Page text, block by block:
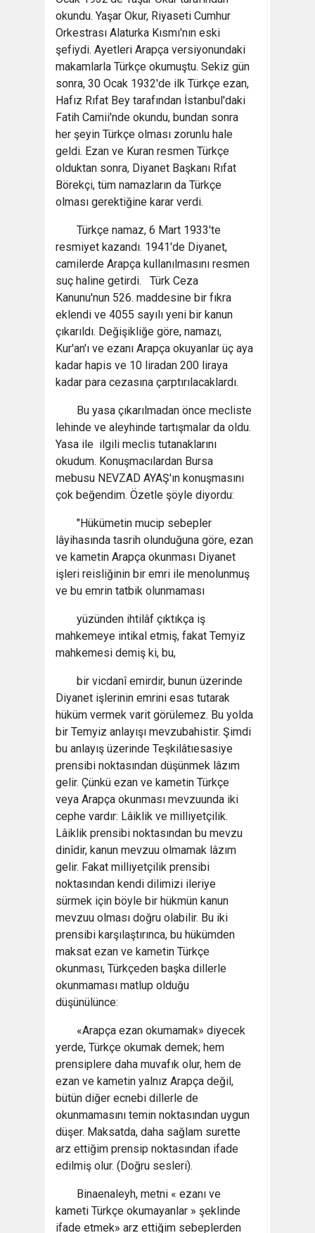
okundu. Yaşar Okur, Riyaseti Cumhur
Orkestrası Alaturka Kısmı'nın eski
şefiydi. Ayetleri Arapça versiyonundaki
makamlarla Türkçe okumuştu. Sekiz gün
sonra, 30 Ocak 1932'de ilk Türkçe ezan,
Hafız Rıfat Bey tarafından İstanbul'daki
Fatih Camii'nde okundu, bundan sonra
her şeyin Türkçe olması zorunlu hale
geldi. Ezan ve Kuran resmen Türkçe
olduktan sonra, Diyanet Başkanı Rıfat
Börekçi, tüm namazların da Türkçe
olması gerektiğine karar verdi.
Türkçe namaz, 6 Mart 1933'te
resmiyet kazandı. 1941'de Diyanet,
camilerde Arapça kullanılmasını resmen
suç haline getirdi. Türk Ceza
Kanunu'nun 526. maddesine bir fıkra
eklendi ve 4055 sayılı yeni bir kanun
çıkarıldı. Değişikliğe göre, namazı,
Kur'an'ı ve ezanı Arapça okuyanlar üç aya
kadar hapis ve 10 liradan 200 liraya
kadar para cezasına çarptırılacaklardı.
Bu yasa çıkarılmadan önce mecliste
lehinde ve aleyhinde tartışmalar da oldu.
Yasa ile ilgili meclis tutanaklarını
okudum. Konuşmacılardan Bursa
mebusu NEVZAD AYAŞ'ın konuşmasını
çok beğendim. Özetle şöyle diyordu:
"Hükümetin mucip sebepler
lâyihasında tasrih olunduğuna göre, ezan
ve kametin Arapça okunması Diyanet
işleri reisliğinin bir emri ile menolunmuş
ve bu emrin tatbik olunmaması
yüzünden ihtilâf çıktıkça iş
mahkemeye intikal etmiş, fakat Temyiz
mahkemesi demiş ki, bu,
bir vicdanî emirdir, bunun üzerinde
Diyanet işlerinin emrini esas tutarak
hüküm vermek varit görülemez. Bu yolda
bir Temyiz anlayışı mevzubahistir. Şimdi
bu anlayış üzerinde Teşkilâtıesasiye
prensibi noktasından düşünmek lâzım
gelir. Çünkü ezan ve kametin Türkçe
veya Arapça okunması mevzuunda iki
cephe vardır: Lâiklik ve milliyetçilik.
Lâiklik prensibi noktasından bu mevzu
dinîdir, kanun mevzuu olmamak lâzım
gelir. Fakat milliyetçilik prensibi
noktasından kendi dilimizi ileriye
sürmek için böyle bir hükmün kanun
mevzuu olması doğru olabilir. Bu iki
prensibi karşılaştırınca, bu hükümden
maksat ezan ve kametin Türkçe
okunması, Türkçeden başka dillerle
okunmaması matlup olduğu
düşünülünce:
«Arapça ezan okumamak» diyecek
yerde, Türkçe okumak demek; hem
prensiplere daha muvafık olur, hem de
ezan ve kametin yalnız Arapça değil,
bütün diğer ecnebi dillerle de
okunmamasını temin noktasından uygun
düşer. Maksatda, daha sağlam surette
arz ettiğim prensip noktasından ifade
edilmiş olur. (Doğru sesleri).
Binaenaleyh, metni « ezanı ve
kameti Türkçe okumayanlar » şeklinde
ifade etmek» arz ettiğim sebeplerden